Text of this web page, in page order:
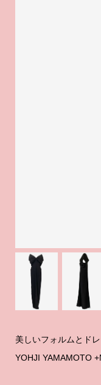
美しいフォルムとド
YOHJI YAMAMOTO